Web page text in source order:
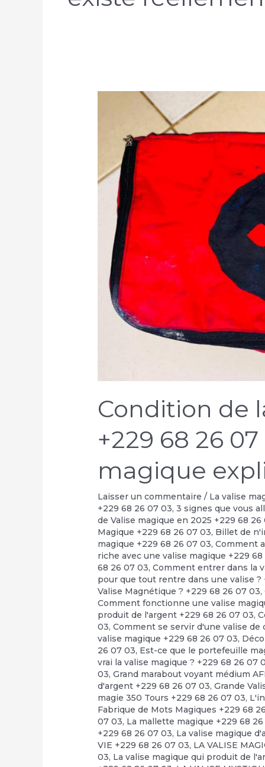
Condition de
+229 68 26 07
magique
Laisser un commentaire / La valise
+229 68 26 07 03,3 signes que vous
de Valise magique en 2025 +229 68 26
Magique +229 68 26 07 03, Billet de
magique +229 68 26 07 03,Comment
riche avec une valise magique +229
68 26 07 03,Comment entrer dans la
pour que tout rentre dans une valise ?
Valise Magnétique ? +229 68 26 07 03,
Comment fonctionne une valise
produit de l'argent +229 68 26 07 03,
03,Comment se servir d'une valise de
valise magique +229 68 26 07 03,
26 07 03, Est-ce que le portefeuille
vrai la valise magique ? +229 68 26 07
03,Grand marabout voyant médium
d'argent +229 68 26 07 03,Grande
magie 350 Tours +229 68 26 07 03,
Fabrique de Mots Magiques +229 68
07 03, La mallette magique +229 68
+229 68 26 07 03, La valise magique
VIE +229 68 26 07 03, LA VALISE
03, La valise magique qui produit de